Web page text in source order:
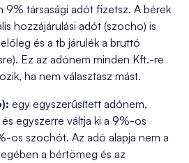
9% társasági adót fizetsz. A bérek
hozzájárulási adót (szocho) is
és a tb járulék a bruttó
Ez az adónem minden Kft.-re
ha nem választasz mást.
egy egyszerűsített adónem,
egyszerre váltja ki a 9%-os
os szochót. Az adó alapja nem a
a bértömeg és az